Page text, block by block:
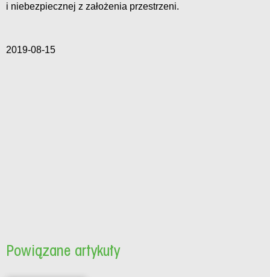
i niebezpiecznej z założenia przestrzeni.
2019-08-15
Powiązane artykuły